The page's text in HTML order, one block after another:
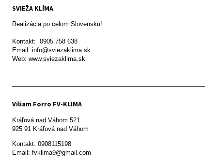
SVIEŽA KLÍMA
Realizácia po celom Slovensku!
Kontakt:  0905 758 638
Email: info@sviezaklima.sk
Web: www.sviezaklima.sk
Viliam Forro FV-KLIMA
Kráľová nad Váhom 521
Kontakt: 0908115198
Email: fvklima9@gmail.com